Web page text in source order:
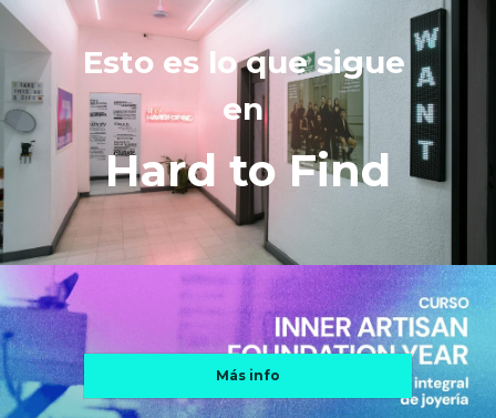
Esto es lo que sigue
en
Hard to Find
Más info